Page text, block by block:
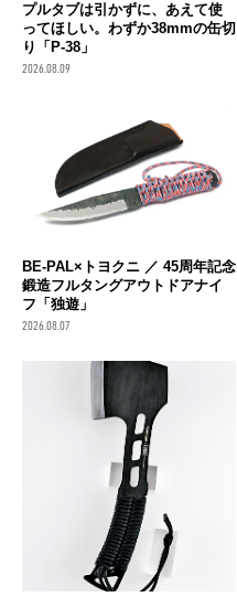
プルタブは引かずに、あえて使
ってほしい。わずか38mmの缶切
り「P-38」
2026.08.09
BE-PAL×トヨクニ ／ 45周年記念
鍛造フルタングアウトドアナイ
フ「独遊」
2026.08.07